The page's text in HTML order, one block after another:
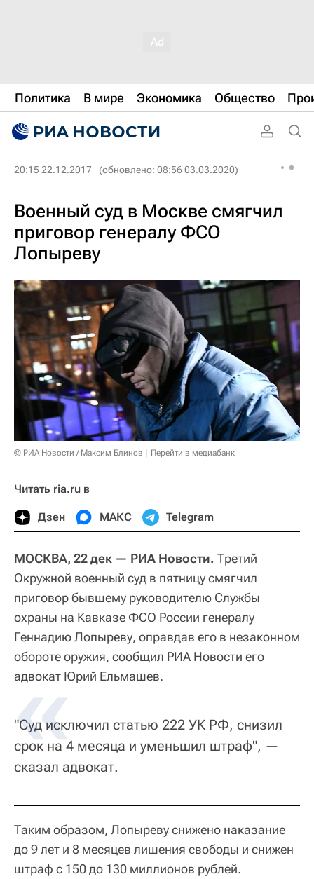
Политика В мире Экономика Общество
20:15 22.12.2017 (обновлено: 08:56 03.03.2020)
Военный суд в Москве смягчил
приговор генералу ФСО
Лопыреву
© РИА Новости / Максим Блинов Перейти в медиабанк
Читать ria.ru в
Дзен МАКС Telegram
МОСКВА, 22 дек — РИА Новости. Третий
Окружной военный суд в пятницу смягчил
приговор бывшему руководителю Службы
охраны на Кавказе ФСО России генералу
Геннадию Лопыреву, оправдав его в незаконном
обороте оружия, сообщил РИА Новости его
адвокат Юрий Ельмашев.
"Суд исключил статью 222 УК РФ, снизил
срок на 4 месяца и уменьшил штраф", —
сказал адвокат.
Таким образом, Лопыреву снижено наказание
до 9 лет и 8 месяцев лишения свободы и снижен
штраф с 150 до 130 миллионов рублей.